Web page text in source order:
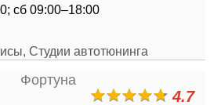
сб 09:00–18:00
Студии автотюнинга
4.7